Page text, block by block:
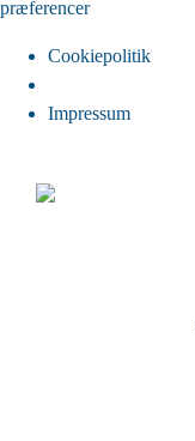
præferencer
Cookiepolitik
Impressum